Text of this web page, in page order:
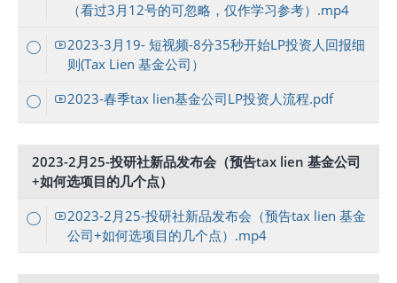
（看过3月12号的可忽略，仅作学习参考）.mp4
2023-3月19- 短视频-8分35秒开始LP投资人回报细
则(Tax Lien 基金公司）
2023-春季tax lien基金公司LP投资人流程.pdf
2023-2月25-投研社新品发布会（预告tax lien 基金公司
+如何选项目的几个点）
2023-2月25-投研社新品发布会（预告tax lien 基金
公司+如何选项目的几个点）.mp4